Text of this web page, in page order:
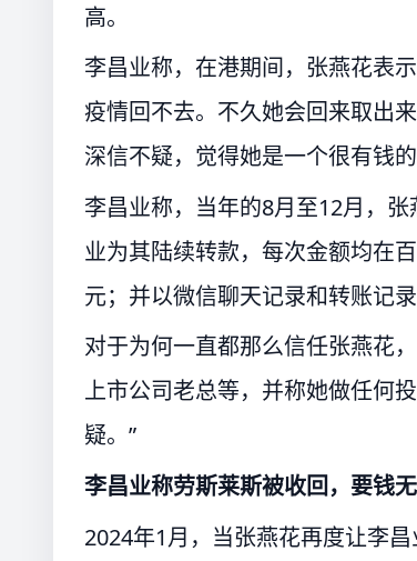
高。
李昌业称，在港期间，张燕花表
疫情回不去。不久她会回来取出
深信不疑，觉得她是一个很有钱
李昌业称，当年的8月至12月，
业为其陆续转款，每次金额均在
元；并以微信聊天记录和转账记
对于为何一直都那么信任张燕花
上市公司老总等，并称她做任何
疑。”
李昌业称劳斯莱斯被收回，要钱
2024年1月，当张燕花再度让李